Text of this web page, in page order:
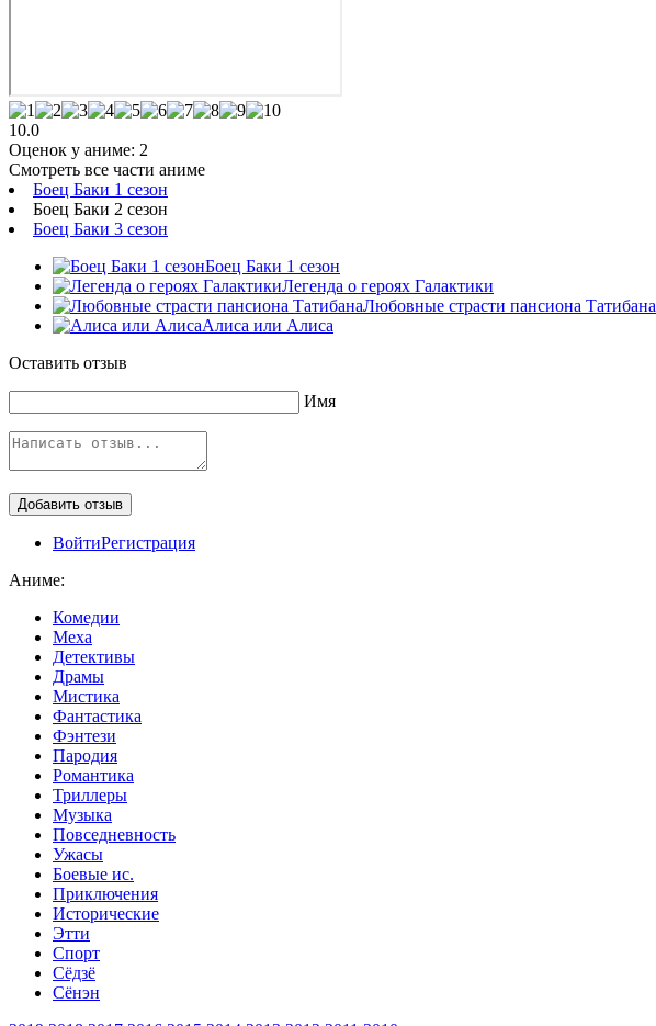
10.0
Оценок у аниме: 2
Смотреть все части аниме
Боец Баки 1 сезон
Боец Баки 2 сезон
Боец Баки 3 сезон
Боец Баки 1 сезон
Легенда о героях Галактики
Любовные страсти пансиона Татибана
Алиса или Алиса
Оставить отзыв
Имя
ВойтиРегистрация
Аниме:
Комедии
Меха
Детективы
Драмы
Мистика
Фантастика
Фэнтези
Пародия
Романтика
Триллеры
Музыка
Повседневность
Ужасы
Боевые ис.
Приключения
Исторические
Этти
Спорт
Сёдзё
Сёнэн